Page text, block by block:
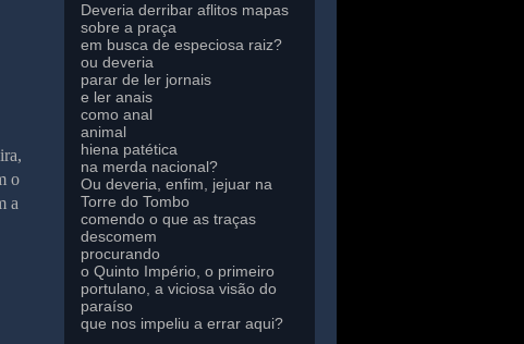
o
a
Deveria derribar aflitos mapas
sobre a praça
em busca de especiosa raiz?
ou deveria
parar de ler jornais
e ler anais
como anal
animal
hiena patética
na merda nacional?
Ou deveria, enfim, jejuar na
Torre do Tombo
comendo o que as traças
descomem
procurando
o Quinto Império, o primeiro
portulano, a viciosa visão do
paraíso
que nos impeliu a errar aqui?